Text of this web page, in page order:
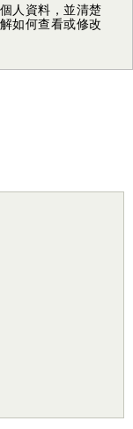
人資料，並清楚
如何查看或修改